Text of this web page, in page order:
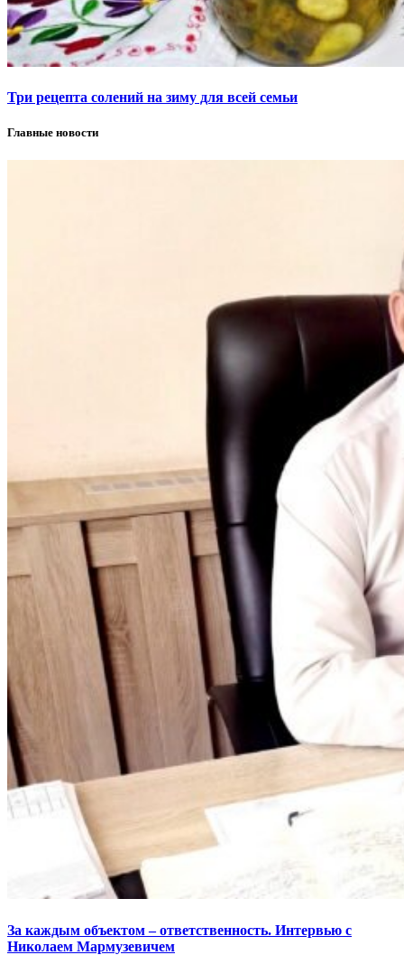
Три рецепта солений на зиму для всей семьи
Главные новости
За каждым объектом – ответственность. Интервью с
Николаем Мармузевичем